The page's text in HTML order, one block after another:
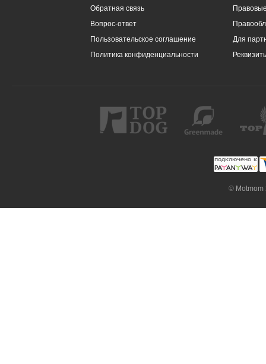
Обратная связь
Вопрос-ответ
Пользовательское соглашение
Политика конфиденциальности
Для
© Motmom